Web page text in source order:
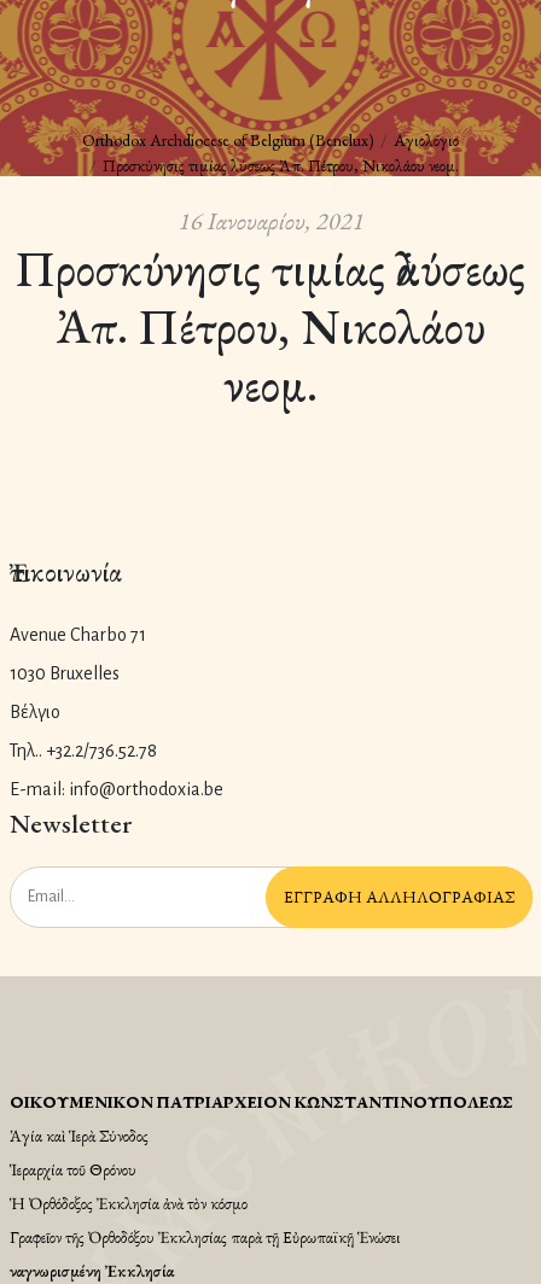
Orthodox Archdiocese of Belgium (Benelux)
Αγιολόγιο
Προσκύνησις τιμίας ἁλύσεως Ἀπ. Πέτρου, Νικολάου νεομ.
16 Ιανουαρίου, 2021
Προσκύνησις τιμίας ἁλύσεως
Ἀπ. Πέτρου, Νικολάου
νεομ.
Ἐπικοινωνία
Avenue Charbo 71
1030 Bruxelles
Βέλγιο
Τηλ.. +32.2/736.52.78
E-mail: info@orthodoxia.be
Newsletter
ἘΓΓΡΑΦῊ ἈΛΛΗΛΟΓΡΑΦΊΑΣ
ΟἸΚΟΥΜΕΝΙΚῸΝ ΠΑΤΡΙΑΡΧΕΙ͂ΟΝ ΚΩΝΣΤΑΝΤΙΝΟΥΠΌΛΕΩΣ
Ἁγία καὶ Ἱερὰ Σύνοδος
Ἱεραρχία τοῦ Θρόνου
Ἡ Ὀρθόδοξος Ἐκκλησία ἀνὰ τὸν κόσμο
Γραφεῖον τῆς Ὀρθοδόξου Ἐκκλησίας παρὰ τῇ Εὐρωπαϊκῇ Ἑνώσει
Ἀναγνωρισμένη Ἐκκλησία